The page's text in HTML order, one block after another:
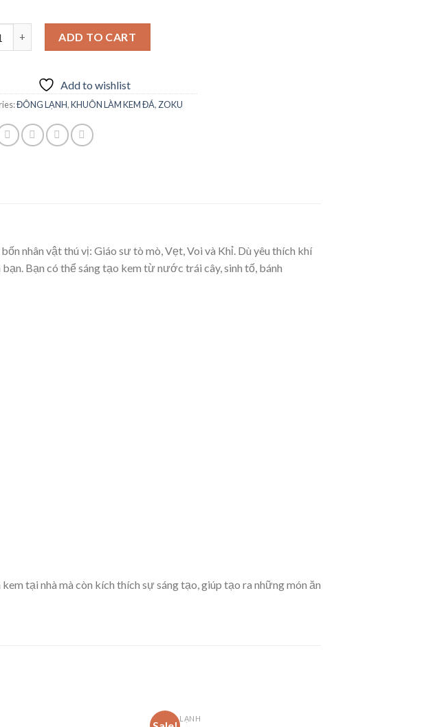
ADD TO CART
Add to wishlist
ĐÔNG LẠNH,KHUÔN LÀM KEM ĐÁ, ZOKU
nhân vật thú vị: Giáo sư tò mò, Vẹt, Voi và Khỉ. Dù yêu thích khí
Bạn có thể sáng tạo kem từ nước trái cây, sinh tố, bánh
tại nhà mà còn kích thích sự sáng tạo, giúp tạo ra những món ăn
ĐÔNG LẠNH